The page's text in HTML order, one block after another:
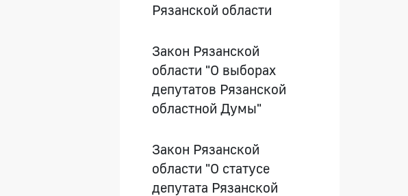
Рязанской области
Закон Рязанской
области "О выборах
депутатов Рязанской
областной Думы"
Закон Рязанской
области "О статусе
депутата Рязанской